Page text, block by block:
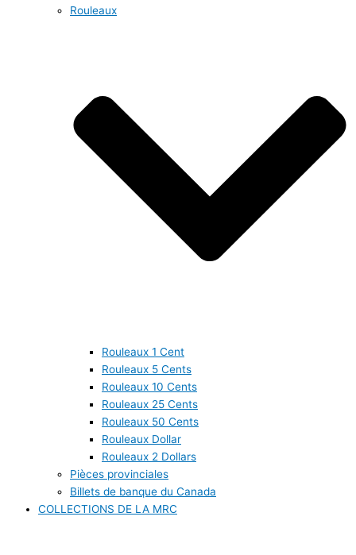
Rouleaux
Rouleaux 1 Cent
Rouleaux 5 Cents
Rouleaux 10 Cents
Rouleaux 25 Cents
Rouleaux 50 Cents
Rouleaux Dollar
Rouleaux 2 Dollars
Pièces provinciales
Billets de banque du Canada
COLLECTIONS DE LA MRC